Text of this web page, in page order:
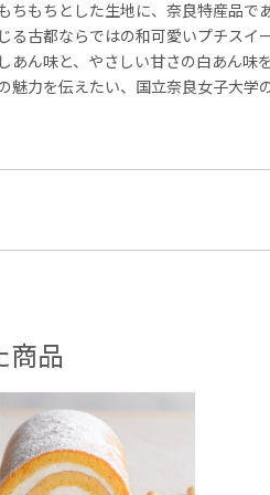
ちもちとした生地に、奈良特産品
る古都ならではの和可愛いプチスイー
あん味と、やさしい甘さの白あん味
魅力を伝えたい、国立奈良女子大学
商品